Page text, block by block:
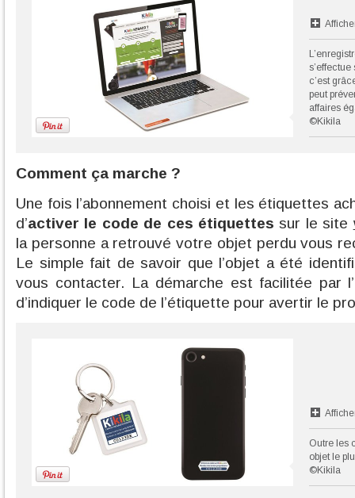
c’est
peut
affaires
©Kikila
Comment ça marche ?
Une fois l’abonnement choisi et les étiquettes
d’activer le code de ces étiquettes sur le site
la personne a retrouvé votre objet perdu vous
Le simple fait de savoir que l’objet a été
vous contacter. La démarche est facilitée par
d’indiquer le code de l’étiquette pour avertir le
Outre les
objet le
©Kikila